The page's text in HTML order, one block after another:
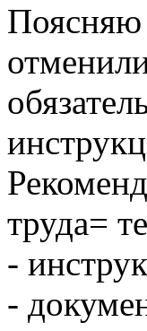
Поясняю
труда=
-
-